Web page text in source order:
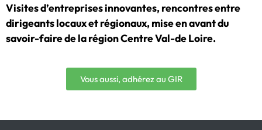
Visites d’entreprises innovantes, rencontres entre
dirigeants locaux et régionaux, mise en avant du
savoir-faire de la région Centre Val-de Loire.
Vous aussi, adhérez au GIR